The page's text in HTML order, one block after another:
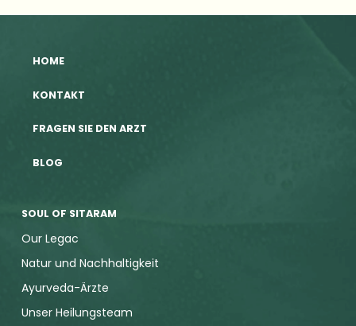
HOME
KONTAKT
FRAGEN SIE DEN ARZT
BLOG
SOUL OF SITARAM
Our Legac
Natur und Nachhaltigkeit
Ayurveda-Ärzte
Unser Heilungsteam